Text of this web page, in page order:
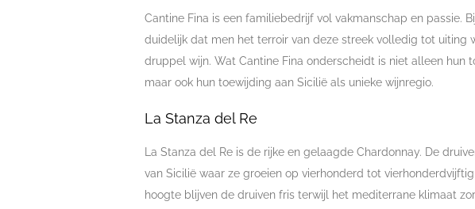
Cantine Fina is een familiebedrijf vol vakmanschap en passie.
duidelijk dat men het terroir van deze streek volledig tot uiting
druppel wijn. Wat Cantine Fina onderscheidt is niet alleen hun
maar ook hun toewijding aan Sicilië als unieke wijnregio.
La Stanza del Re
La Stanza del Re is de rijke en gelaagde Chardonnay. De
van Sicilië waar ze groeien op vierhonderd tot
hoogte blijven de druiven fris terwijl het mediterrane klimaat